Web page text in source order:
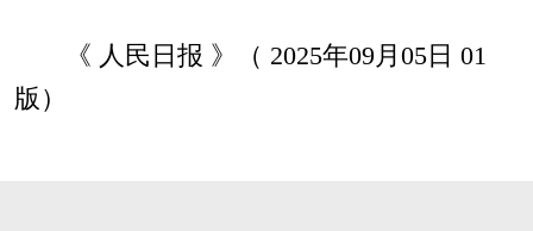
《 人民日报 》（ 2025年09月05日 01
版）